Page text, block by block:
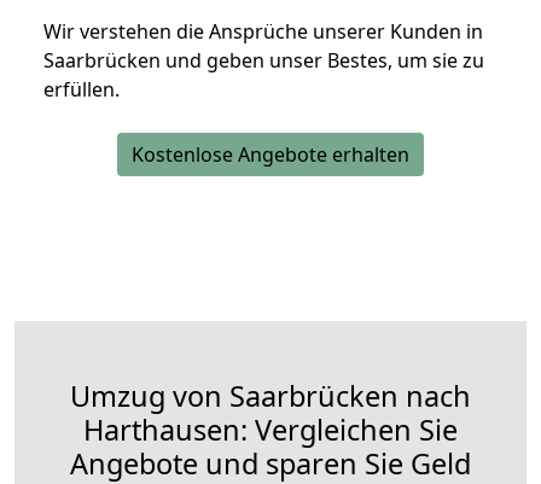
Wir verstehen die Ansprüche unserer Kunden in
Saarbrücken und geben unser Bestes, um sie zu
erfüllen.
Kostenlose Angebote erhalten
Umzug von Saarbrücken nach
Harthausen: Vergleichen Sie
Angebote und sparen Sie Geld